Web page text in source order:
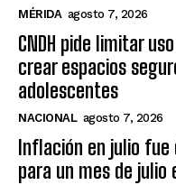
MÉRIDA agosto 7, 2026
CNDH pide limitar
crear espacios
adolescentes
NACIONAL agosto 7, 2026
Inflación en julio
para un mes de julio